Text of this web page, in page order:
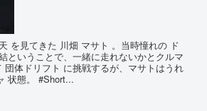
を見てきた 川畑 マサト 。当時憧れの ド
ということで、一緒に走れないかとクルマ
団体ドリフト に挑戦するが、マサトはうれ
状態。 #Short...